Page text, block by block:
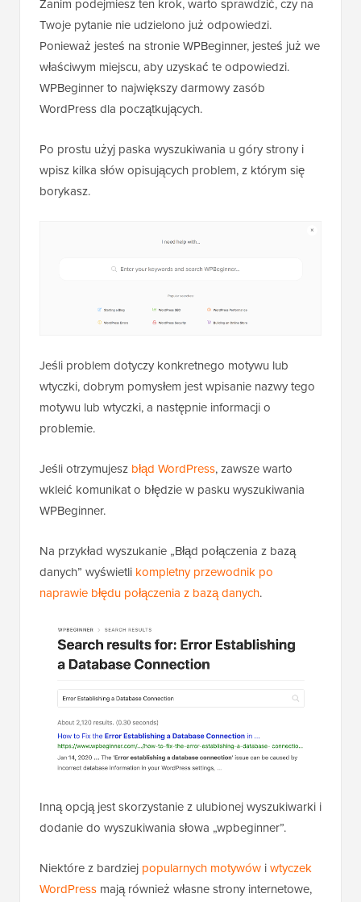
Zanim podejmiesz ten krok, warto sprawdzić, czy na
Twoje pytanie nie udzielono już odpowiedzi.
Ponieważ jesteś na stronie WPBeginner, jesteś już we
właściwym miejscu, aby uzyskać te odpowiedzi.
WPBeginner to największy darmowy zasób
WordPress dla początkujących.
Po prostu użyj paska wyszukiwania u góry strony i
wpisz kilka słów opisujących problem, z którym się
borykasz.
Jeśli problem dotyczy konkretnego motywu lub
wtyczki, dobrym pomysłem jest wpisanie nazwy tego
motywu lub wtyczki, a następnie informacji o
problemie.
Jeśli otrzymujesz błąd WordPress, zawsze warto
wkleić komunikat o błędzie w pasku wyszukiwania
WPBeginner.
Na przykład wyszukanie „Błąd połączenia z bazą
danych” wyświetli kompletny przewodnik po
naprawie błędu połączenia z bazą danych.
Inną opcją jest skorzystanie z ulubionej wyszukiwarki i
dodanie do wyszukiwania słowa „wpbeginner”.
Niektóre z bardziej popularnych motywów iwtyczek
WordPress mają również własne strony internetowe,